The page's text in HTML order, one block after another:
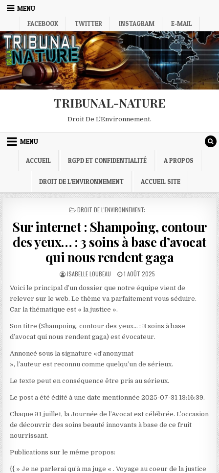
Skip
MENU
FACEBOOK
TWITTER INSTAGRAM E-MAIL
TRIBUNAL-NATURE
Droit De L'Environnement.
MENU
ACCUEIL RGPD ET CONFIDENTIALITÉ A PROPOS
DROIT DE L’ENVIRONNEMENT ACCUEIL SITE
POSTED
DROIT DE L'ENVIRONNEMENT:
Sur internet : Shampoing, contour
des yeux… : 3 soins à base d’avocat
qui nous rendent gaga
AUTHOR:
ISABELLE LOUBEAU
PUBLISHED
1 AOÛT 2025
Voici le principal d’un dossier que notre équipe vient de
relever sur le web. Le thème va parfaitement vous séduire.
Car la thématique est « la justice ».
Son titre (Shampoing, contour des yeux… : 3 soins à base
d’avocat qui nous rendent gaga) est évocateur.
Annoncé sous la signature «d’anonymat
», l’auteur est reconnu comme quelqu’un de sérieux.
Le texte peut en conséquence être pris au sérieux.
Le post a été édité à une date mentionnée 2025-07-31 13:16:39.
Chaque 31 juillet, la Journée de l’Avocat est célébrée. L’occasion
de découvrir des soins beauté innovants à base de ce fruit
nourrissant.
Publications sur le même propos:
{{ » Je ne parlerai qu’à ma juge « . Voyage au coeur de la justice